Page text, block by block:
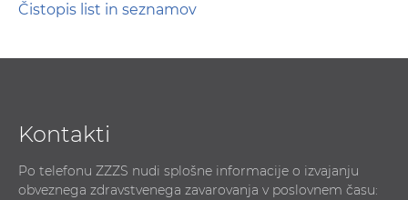
Čistopis list in seznamov
Kontakti
Po telefonu ZZZS nudi splošne informacije o izvajanju
obveznega zdravstvenega zavarovanja v poslovnem času: